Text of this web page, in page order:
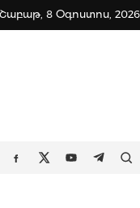
Շաբաթ, 8 Օգոստոս, 2026
Facebook
TwitterYoutube